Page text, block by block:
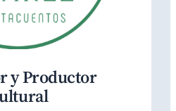
y Productor